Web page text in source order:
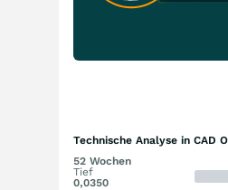
Technische Analyse in CAD
52 Wochen
Tief
0,0350